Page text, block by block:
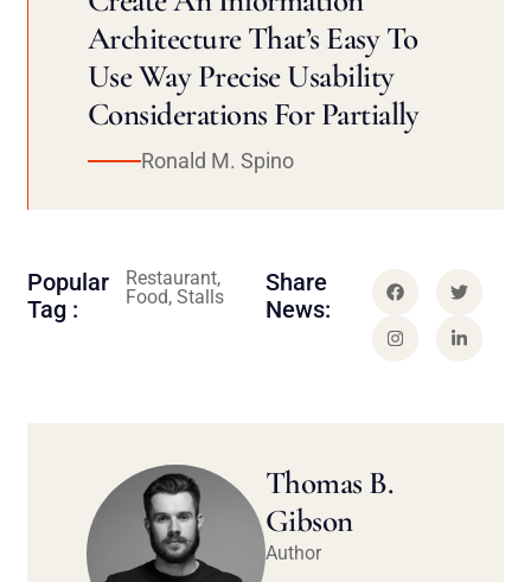
Architecture That’s Easy To
Use Way Precise Usability
Considerations For Partially
Ronald M. Spino
Popular
Tag :
Restaurant,
Food, Stalls
Share
News:
Thomas B.
Gibson
Author